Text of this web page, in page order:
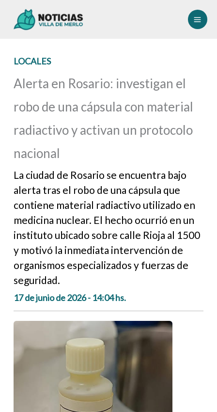
LOCALES
Alerta en Rosario: investigan el
robo de una cápsula con material
radiactivo y activan un protocolo
nacional
La ciudad de Rosario se encuentra bajo
alerta tras el robo de una cápsula que
contiene material radiactivo utilizado en
medicina nuclear. El hecho ocurrió en un
instituto ubicado sobre calle Rioja al 1500
y motivó la inmediata intervención de
organismos especializados y fuerzas de
seguridad.
17 de junio de 2026 - 14:04 hs.